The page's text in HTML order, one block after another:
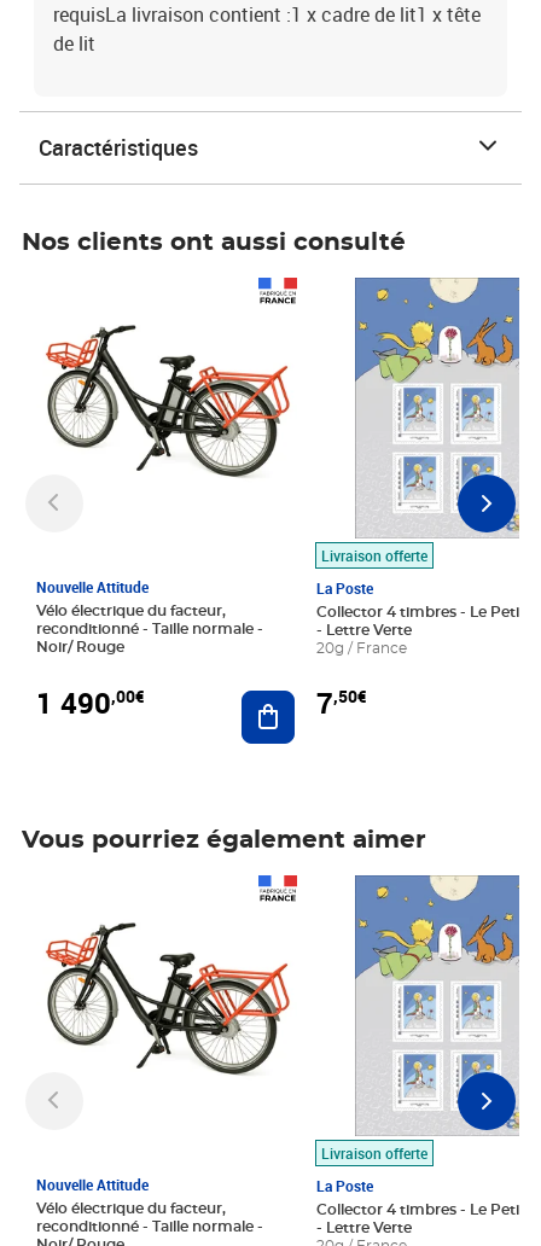
requisLa livraison contient :1 x cadre de lit1 x tête
de lit
Caractéristiques
Nos clients ont aussi consulté
Nouvelle Attitude
Vélo électrique du facteur,
reconditionné - Taille normale -
Noir/ Rouge
1 490,00€ Ajouter au panier
Livraison offerte
La Poste
Collector 4 timbres - Le Petit
- Lettre Verte
20g / France
7,50€
Prix 7,50€
Vous pourriez également aimer
Nouvelle Attitude
Vélo électrique du facteur,
reconditionné - Taille normale -
Livraison offerte
La Poste
Collector 4 timbres - Le Petit
- Lettre Verte
Prix 7,50€